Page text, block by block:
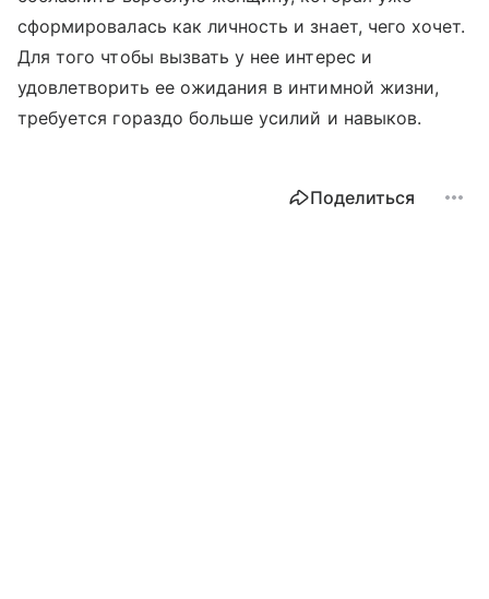
сформировалась как личность и знает, чего хочет.
Для того чтобы вызвать у нее интерес и
удовлетворить ее ожидания в интимной жизни,
требуется гораздо больше усилий и навыков.
Поделиться